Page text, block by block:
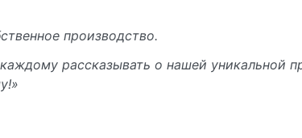
производство.
рассказывать о нашей уникальной